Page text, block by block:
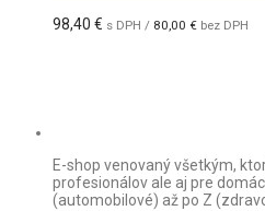
98,40 € s DPH / 80,00 € bez DPH
E-shop venovaný všetkým,
profesionálov ale aj pre
(automobilové) až po Z